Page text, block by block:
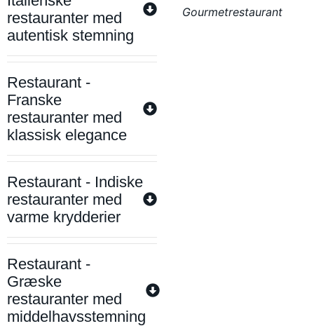
restauranter med
autentisk stemning
Restaurant -
Franske
restauranter med
klassisk elegance
Restaurant - Indiske
restauranter med
varme krydderier
Restaurant -
Græske
restauranter med
middelhavsstemning
Gourmetrestaurant